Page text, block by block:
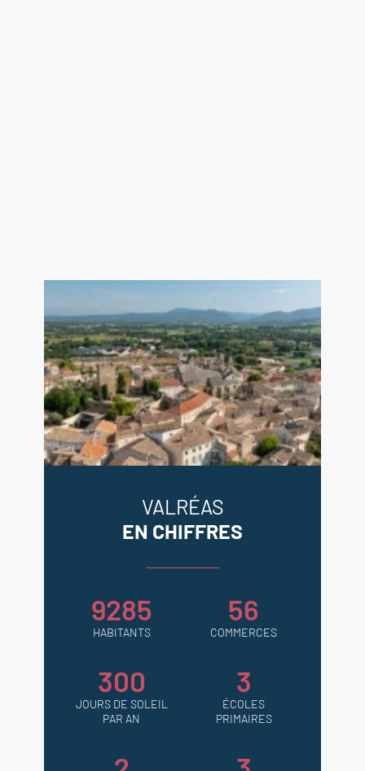
VALRÉAS
EN CHIFFRES
9285
HABITANTS
56
COMMERCES
300
JOURS DE SOLEIL
PAR AN
3
ÉCOLES
PRIMAIRES